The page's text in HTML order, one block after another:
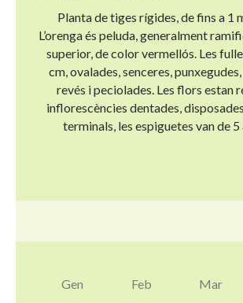
Planta de tiges rígides, de fins a 1
L’orenga és peluda, generalment
superior, de color vermellós. Les
cm, ovalades, senceres,
revés i peciolades. Les flors estan
inflorescències dentades,
terminals, les espiguetes van de 5
Gen Feb Mar